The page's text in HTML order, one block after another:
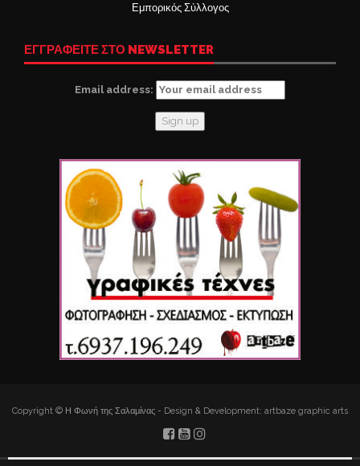
Εμπορικός Σύλλογος
ΕΓΓΡΑΦΕΙΤΕ ΣΤΟ NEWSLETTER
Email address:
Copyright © Η Φωνή της Σαλαμίνας - Design & Development: artbaze graphic arts